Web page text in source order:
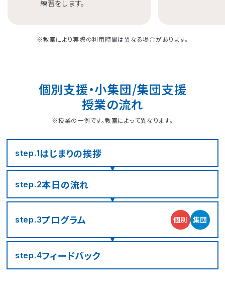
練習をします。
※教室により実際の利用時間は異なる場合があります。
個別支援・小集団/集団支援
授業の流れ
※授業の一例です。教室によって異なります。
step.1はじまりの挨拶
step.2本日の流れ
step.3プログラム 個別 集団
step.4フィードバック
LITALICOジュニア
茨城エリアの教室一覧
つくば市
児童発達支援
LITALICOジュニア
埼玉エリアの教室一覧
さいたま市浦和区
朝霞市
LITALICOジュニア
千葉エリアの教室一覧
船橋市
浦安市
LITALICOジュニア
東京エリアの教室一覧
武蔵野市
豊島区
LITALICOジュニア
神奈川エリアの教室一覧
川崎市川崎区
横浜市港北区
LITALICOジュニア
愛知エリアの教室一覧
名古屋市名東区
名古屋市北区
LITALICOジュニア
静岡エリアの教室一覧
静岡市駿河区
児童発達支援
LITALICOジュニア
三重エリアの教室一覧
四日市市
放課後等デイサービス
LITALICOジュニア
大阪エリアの教室一覧
寝屋川市
大阪市住之江区
LITALICOジュニア
兵庫エリアの教室一覧
神戸市東灘区
神戸市垂水区
LITALICOジュニア
京都エリアの教室一覧
京都市下京区
京都市東山区
LITALICOジュニア
奈良エリアの教室一覧
奈良市
北葛城郡王寺町
LITALICOジュニア
宮城エリアの教室一覧
仙台市太白区
児童発達支援
LITALICOジュニア
広島エリアの教室一覧
広島市中区
児童発達支援
LITALICOジュニア
福岡エリアの教室一覧
北九州市
福岡市城南区